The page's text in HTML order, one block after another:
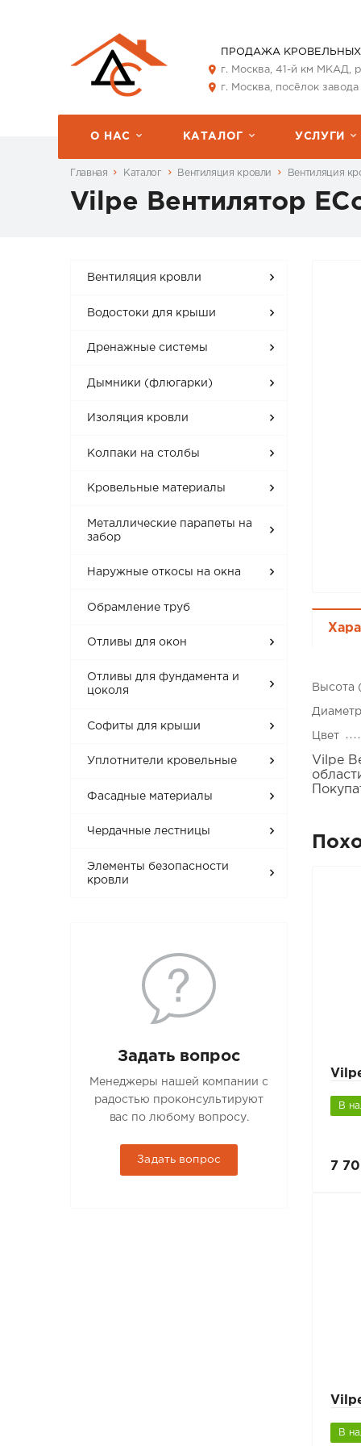
ПРОДАЖА
г. Москва, 41-й км МКАД,
г. Москва, посёлок
О НАС КАТАЛОГ УСЛУГИ
Главная Каталог Вентиляция кровли Вентиляция
Vilpe Вентилятор
Вентиляция кровли
Водостоки для крыши
Дренажные системы
Дымники (флюгарки)
Изоляция кровли
Колпаки на столбы
Кровельные материалы
Металлические парапеты на
забор
Наружные откосы на окна
Обрамление труб
Отливы для окон
Отливы для фундамента и
цоколя
Софиты для крыши
Уплотнители кровельные
Фасадные материалы
Чердачные лестницы
Элементы безопасности
кровли
Задать вопрос
Менеджеры нашей компании с
радостью проконсультируют
вас по любому вопросу.
Задать вопрос
Высота
Цвет
Vilpe
В
7
В